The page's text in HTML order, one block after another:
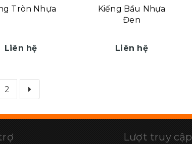
Tròn Nhựa
Liên hệ
Kiếng Bầu Nhựa
Đen
Liên hệ
2
Lượt truy cập